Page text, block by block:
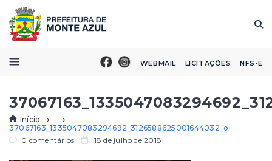
WEBMAIL LICITAÇÕES NFS-E
Início
37067163_1335047083294692_3126588625001644032_o
0 comentários
18 de julho de 2018